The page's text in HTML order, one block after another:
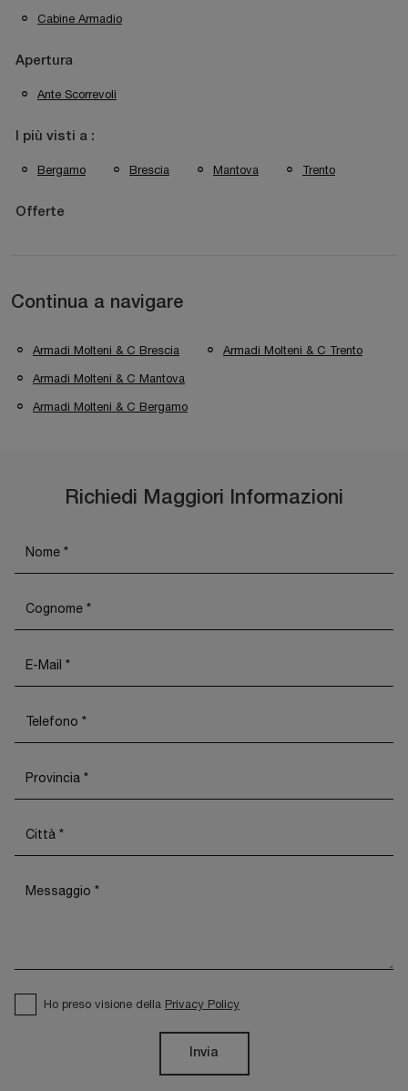
Cabine Armadio
Apertura
Ante Scorrevoli
I più visti a :
Bergamo Brescia Mantova Trento
Offerte
Continua a navigare
Armadi Molteni & C Brescia Armadi Molteni & C Trento
Armadi Molteni & C Mantova
Armadi Molteni & C Bergamo
Richiedi Maggiori Informazioni
Ho preso visione della Privacy Policy
Invia